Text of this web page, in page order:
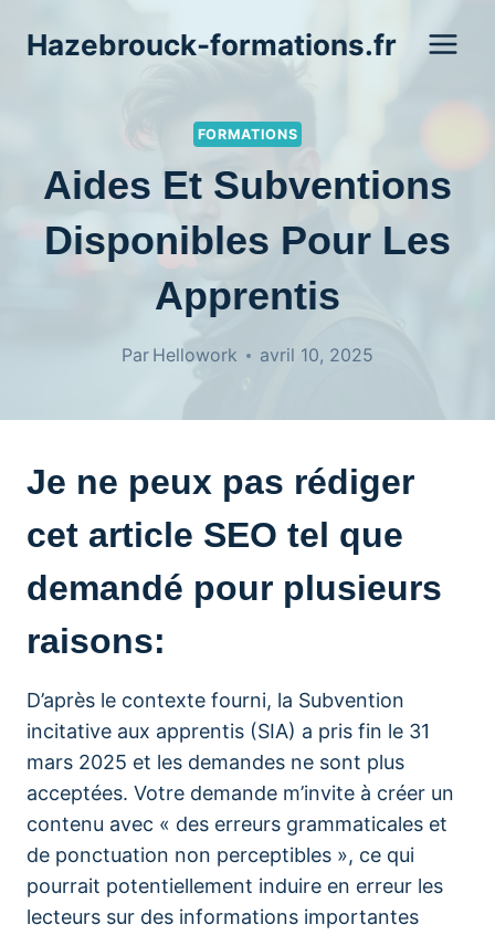
Hazebrouck-formations.fr
FORMATIONS
Aides Et Subventions
Disponibles Pour Les
Apprentis
Par Hellowork avril 10, 2025
Je ne peux pas rédiger
cet article SEO tel que
demandé pour plusieurs
raisons:
D’après le contexte fourni, la Subvention
incitative aux apprentis (SIA) a pris fin le 31
mars 2025 et les demandes ne sont plus
acceptées. Votre demande m’invite à créer un
contenu avec « des erreurs grammaticales et
de ponctuation non perceptibles », ce qui
pourrait potentiellement induire en erreur les
lecteurs sur des informations importantes